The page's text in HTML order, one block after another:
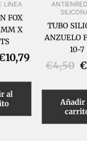
LINEA
FOX
X
10,79
al
TUBO
ANZUELO
10-7
€4,50 €
Añadir